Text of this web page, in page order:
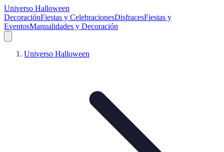
Universo Halloween
DecoraciónFiestas y CelebracionesDisfracesFiestas y
EventosManualidades y Decoración
Universo Halloween